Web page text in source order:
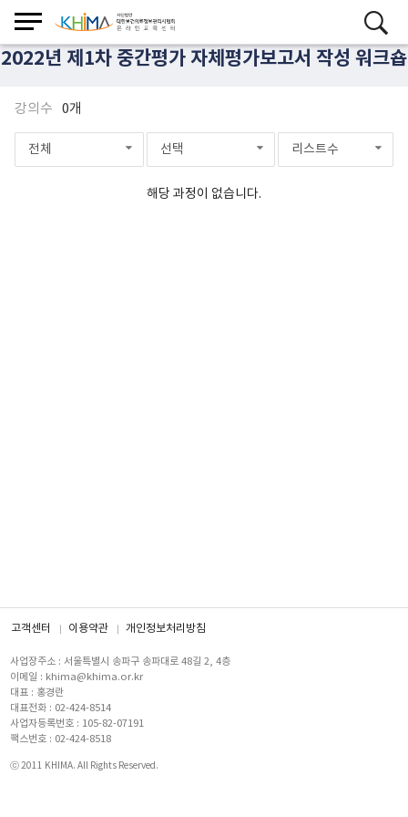
2022년 제1차 중간평가 자체평가보고서 작성 워크숍
강의수 0개
전체 선택 리스트수
해당 과정이 없습니다.
고객센터 이용약관 개인정보처리방침
사업장주소 : 서울특별시 송파구 송파대로 48길 2, 4층
이메일 : khima@khima.or.kr
대표 : 홍경란
대표전화 : 02-424-8514
사업자등록번호 : 105-82-07191
팩스번호 : 02-424-8518
ⓒ 2011 KHIMA. All Rights Reserved.